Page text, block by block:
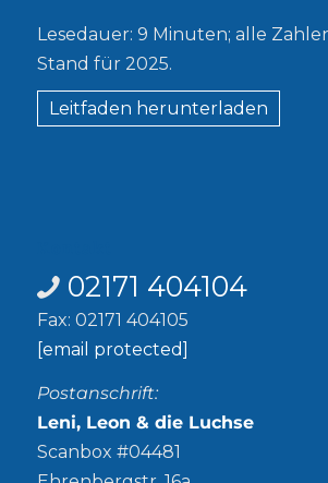
Lesedauer: 9 Minuten; alle
Stand für 2025.
Leitfaden herunterladen
02171 404104
Fax: 02171 404105
[email protected]
Postanschrift:
Leni, Leon & die Luchse
Scanbox #04481